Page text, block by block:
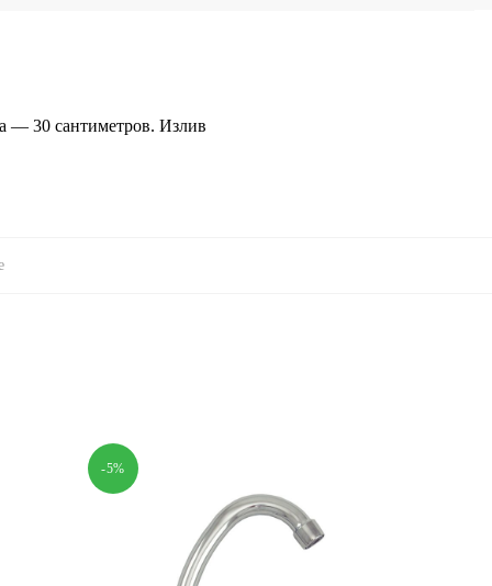
— 30 сантиметров. Излив
-5%